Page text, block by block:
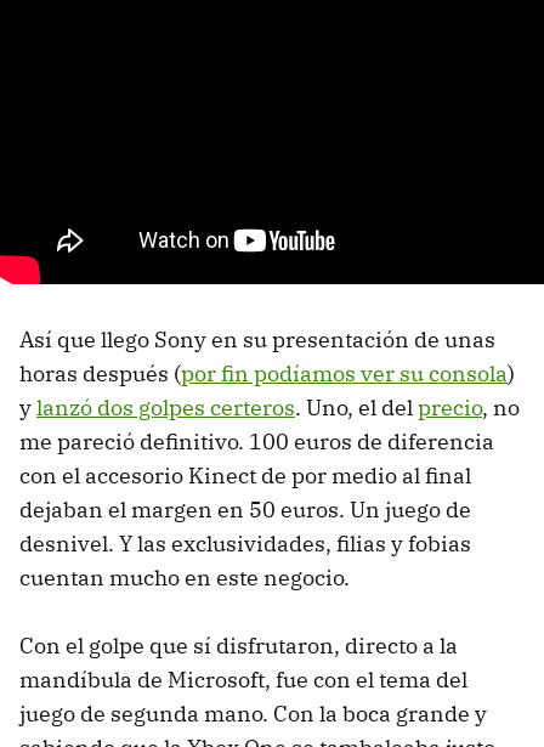
Así que llego Sony en su presentación de unas
horas después (por fin podíamos ver su consola)
ylanzó dos golpes certeros. Uno, el delprecio, no
me pareció definitivo. 100 euros de diferencia
con el accesorio Kinect de por medio al final
dejaban el margen en 50 euros. Un juego de
desnivel. Y las exclusividades, filias y fobias
cuentan mucho en este negocio.
Con el golpe que sí disfrutaron, directo a la
mandíbula de Microsoft, fue con el tema del
juego de segunda mano. Con la boca grande y